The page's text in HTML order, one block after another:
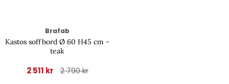
Brafab
Kastos soffbord Ø 60 H45 cm -
teak
2 511 kr 2 790 kr